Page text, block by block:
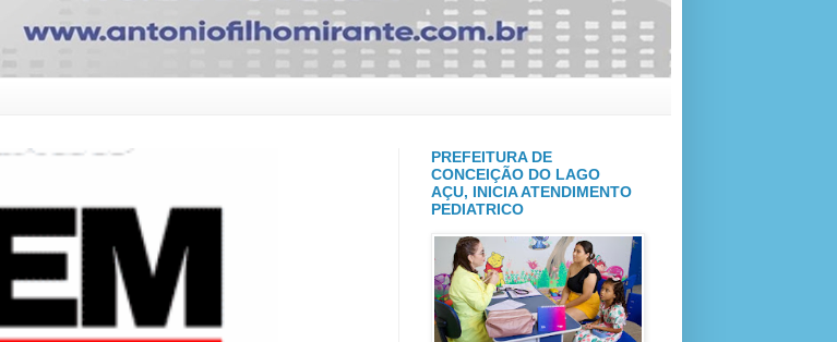
PREFEITURA DE
CONCEIÇÃO DO LAGO
AÇU, INICIA ATENDIMENTO
PEDIATRICO